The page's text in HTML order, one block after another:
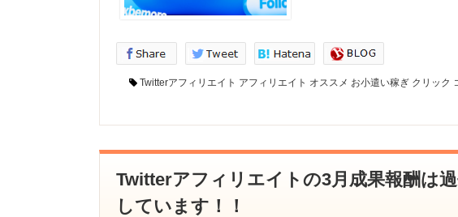
Twitterアフィリエイト アフィリエイト オススメ お小遣い稼ぎ クリック
Twitterアフィリエイトの3月成果報酬は
しています！！